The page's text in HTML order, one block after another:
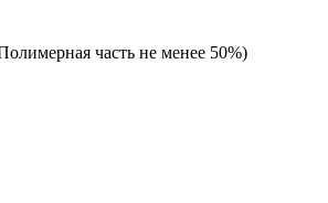
часть не менее 50%)